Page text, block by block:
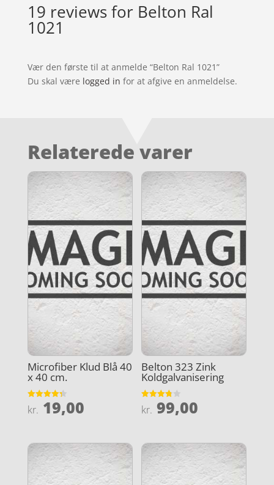
19 reviews for Belton Ral
1021
Vær den første til at anmelde “Belton Ral 1021”
Du skal være logged in for at afgive en anmeldelse.
Relaterede varer
Microfiber Klud Blå 40
x 40 cm.
Vurderet
4.3
kr. 19,00
Belton 323 Zink
Koldgalvanisering
Vurderet
3.8
kr. 99,00